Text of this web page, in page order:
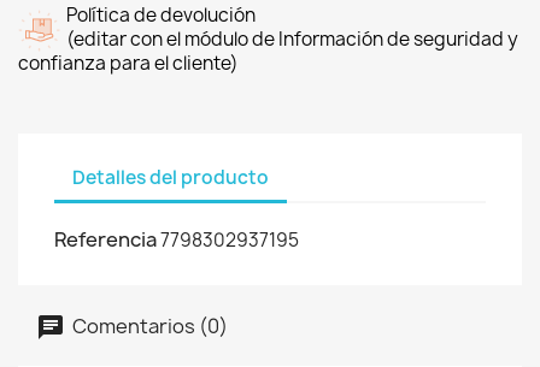
Política de devolución
(editar con el módulo de Información de seguridad y
confianza para el cliente)
Detalles del producto
Referencia7798302937195
Comentarios (0)